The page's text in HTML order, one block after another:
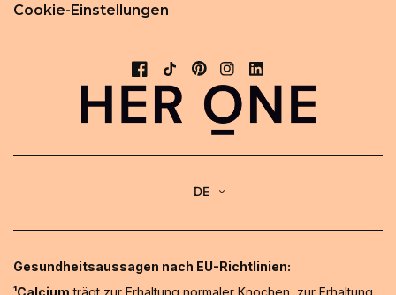
Cookie-Einstellungen
DE
Gesundheitsaussagen nach EU-Richtlinien:
¹Calcium trägt zur Erhaltung normaler Knochen, zur Erhaltung